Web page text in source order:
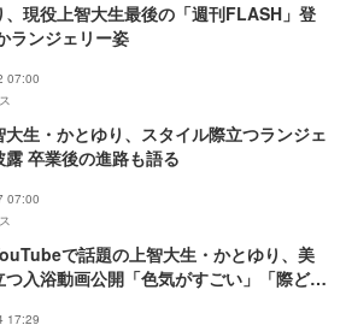
、現役上智大生最後の「週刊FLASH」登
ランジェリー姿
07:00
大生・かとゆり、スタイル際立つランジェ
露 卒業後の進路も語る
07:00
で話題の上智大生・かとゆり、美
つ入浴動画公開「色気がすごい」「際ど
17:29